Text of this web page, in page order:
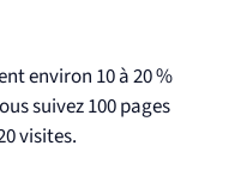
environ 10 à 20 %
suivez 100 pages
visites.